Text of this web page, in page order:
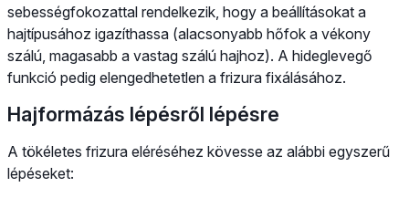
sebességfokozattal rendelkezik, hogy a beállításokat a
hajtípusához igazíthassa (alacsonyabb hőfok a vékony
szálú, magasabb a vastag szálú hajhoz). A hideglevegő
funkció pedig elengedhetetlen a frizura fixálásához.
Hajformázás lépésről lépésre
A tökéletes frizura eléréséhez kövesse az alábbi egyszerű
lépéseket: